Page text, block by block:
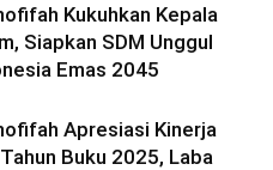
Kukuhkan Kepala
Siapkan SDM Unggul
Emas 2045
Apresiasi Kinerja
Buku 2025, Laba